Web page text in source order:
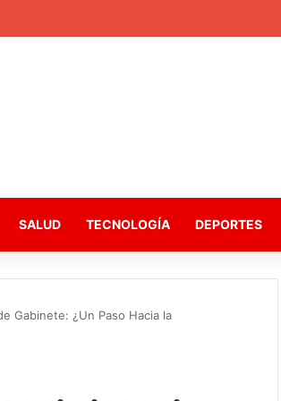
SALUD TECNOLOGÍA DEPORTES
Gabinete: ¿Un Paso Hacia la